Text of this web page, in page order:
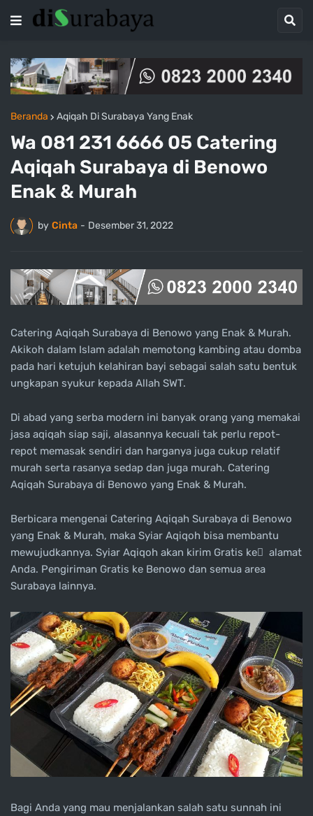
Beranda Aqiqah Di Surabaya Yang Enak
Wa 081 231 6666 05 Catering
Aqiqah Surabaya di Benowo
Enak & Murah
by Cinta - Desember 31, 2022
Catering Aqiqah Surabaya di Benowo yang Enak & Murah.
Akikoh dalam Islam adalah memotong kambing atau domba
pada hari ketujuh kelahiran bayi sebagai salah satu bentuk
ungkapan syukur kepada Allah SWT.
Di abad yang serba modern ini banyak orang yang memakai
jasa aqiqah siap saji, alasannya kecuali tak perlu repot-
repot memasak sendiri dan harganya juga cukup relatif
murah serta rasanya sedap dan juga murah. Catering
Aqiqah Surabaya di Benowo yang Enak & Murah.
Berbicara mengenai Catering Aqiqah Surabaya di Benowo
yang Enak & Murah, maka Syiar Aqiqoh bisa membantu
mewujudkannya. Syiar Aqiqoh akan kirim Gratis ke ِ alamat
Anda. Pengiriman Gratis ke Benowo dan semua area
Surabaya lainnya.
Bagi Anda yang mau menjalankan salah satu sunnah ini